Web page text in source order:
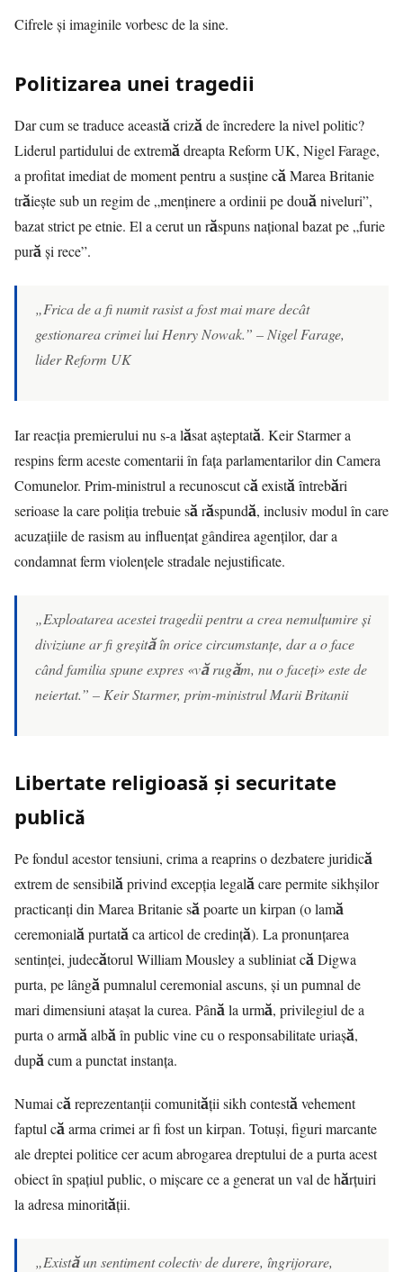
Cifrele și imaginile vorbesc de la sine.
Politizarea unei tragedii
Dar cum se traduce această criză de încredere la nivel politic?
Liderul partidului de extremă dreapta Reform UK, Nigel Farage,
a profitat imediat de moment pentru a susține că Marea Britanie
trăiește sub un regim de „menținere a ordinii pe două niveluri”,
bazat strict pe etnie. El a cerut un răspuns național bazat pe „furie
pură și rece”.
„Frica de a fi numit rasist a fost mai mare decât
gestionarea crimei lui Henry Nowak.” – Nigel Farage,
lider Reform UK
Iar reacția premierului nu s-a lăsat așteptată. Keir Starmer a
respins ferm aceste comentarii în fața parlamentarilor din Camera
Comunelor. Prim-ministrul a recunoscut că există întrebări
serioase la care poliția trebuie să răspundă, inclusiv modul în care
acuzațiile de rasism au influențat gândirea agenților, dar a
condamnat ferm violențele stradale nejustificate.
„Exploatarea acestei tragedii pentru a crea nemulțumire și
diviziune ar fi greșită în orice circumstanțe, dar a o face
când familia spune expres «vă rugăm, nu o faceți» este de
neiertat.” – Keir Starmer, prim-ministrul Marii Britanii
Libertate religioasă și securitate
publică
Pe fondul acestor tensiuni, crima a reaprins o dezbatere juridică
extrem de sensibilă privind excepția legală care permite sikhșilor
practicanți din Marea Britanie să poarte un kirpan (o lamă
ceremonială purtată ca articol de credință). La pronunțarea
sentinței, judecătorul William Mousley a subliniat că Digwa
purta, pe lângă pumnalul ceremonial ascuns, și un pumnal de
mari dimensiuni atașat la curea. Până la urmă, privilegiul de a
purta o armă albă în public vine cu o responsabilitate uriașă,
după cum a punctat instanța.
Numai că reprezentanții comunității sikh contestă vehement
faptul că arma crimei ar fi fost un kirpan. Totuși, figuri marcante
ale dreptei politice cer acum abrogarea dreptului de a purta acest
obiect în spațiul public, o mișcare ce a generat un val de hărțuiri
la adresa minorității.
„Există un sentiment colectiv de durere, îngrijorare,